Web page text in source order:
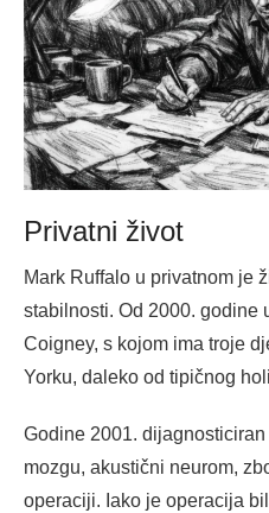
Privatni život
Mark Ruffalo u privatnom je
stabilnosti. Od 2000. godine
Coigney, s kojom ima troje
Yorku, daleko od tipičnog
Godine 2001.
mozgu, akustični neurom,
operaciji. Iako je operacija